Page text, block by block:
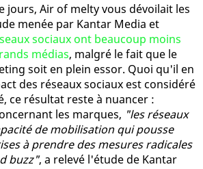
jours, Air of melty vous dévoilait les
menée par Kantar Media et
sociaux ont beaucoup moins
médias, malgré le fait que le
soit en plein essor. Quoi qu'il en
des réseaux sociaux est considéré
ce résultat reste à nuancer :
les marques, "les réseaux
de mobilisation qui pousse
à prendre des mesures radicales
buzz", a relevé l'étude de Kantar